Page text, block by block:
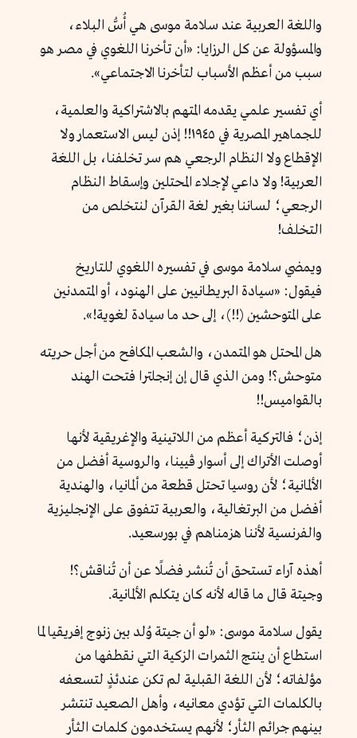
واللغة العربية عند سلامة موسى هي أُسُّ البلاء،
والمسؤولة عن كل الرزايا: «أن تأخرنا اللغوي في مصر هو
سبب من أعظم الأسباب لتأخرنا الاجتماعي».
أي تفسير علمي يقدمه المتهم بالاشتراكية والعلمية،
للجماهير المصرية في ١٩٤٥!! إذن ليس الاستعمار ولا
الإقطاع ولا النظام الرجعي هم سر تخلفنا، بل اللغة
العربية! ولا داعي لإجلاء المحتلين وإسقاط النظام
الرجعي؛ لساننا بغير لغة القرآن لنتخلص من
التخلف!
ويمضي سلامة موسى في تفسيره اللغوي للتاريخ
فيقول: «سيادة البريطانيين على الهنود، أو المتمدنين
على المتوحشين (!!)، إلى حد ما سيادة لغوية!».
هل المحتل هو المتمدن، والشعب المكافح من أجل حريته
متوحش؟! ومن الذي قال إن إنجلترا فتحت الهند
بالقواميس!!
إذن؛ فالتركية أعظم من اللاتينية والإغريقية لأنها
أوصلت الأتراك إلى أسوار ڤيينا، والروسية أفضل من
الألمانية؛ لأن روسيا تحتل قطعة من ألمانيا، والهندية
أفضل من البرتغالية، والعربية تتفوق على الإنجليزية
والفرنسية لأننا هزمناهم في بورسعيد.
أهذه آراء تستحق أن تُنشر فضلًا عن أن تُناقش؟!
وجيتة قال ما قاله لأنه كان يتكلم الألمانية.
يقول سلامة موسى: «لو أن جيتة وُلد بين زنوج إفريقيا لما
استطاع أن ينتج الثمرات الزكية التي نقطفها من
مؤلفاته؛ لأن اللغة القبلية لم تكن عندئذٍ لتسعفه
بالكلمات التي تؤدي معانيه، وأهل الصعيد تنتشر
بينهم جرائم الثأر؛ لأنهم يستخدمون كلمات الثأر